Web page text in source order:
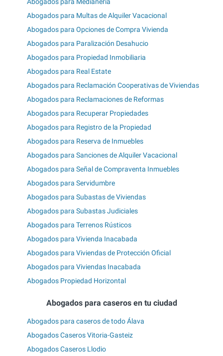
Abogados para Medianería
Abogados para Multas de Alquiler Vacacional
Abogados para Opciones de Compra Vivienda
Abogados para Paralización Desahucio
Abogados para Propiedad Inmobiliaria
Abogados para Real Estate
Abogados para Reclamación Cooperativas de Viviendas
Abogados para Reclamaciones de Reformas
Abogados para Recuperar Propiedades
Abogados para Registro de la Propiedad
Abogados para Reserva de Inmuebles
Abogados para Sanciones de Alquiler Vacacional
Abogados para Señal de Compraventa Inmuebles
Abogados para Servidumbre
Abogados para Subastas de Viviendas
Abogados para Subastas Judiciales
Abogados para Terrenos Rústicos
Abogados para Vivienda Inacabada
Abogados para Viviendas de Protección Oficial
Abogados para Viviendas Inacabada
Abogados Propiedad Horizontal
Abogados para caseros en tu ciudad
Abogados para caseros de todo Álava
Abogados Caseros Vitoria-Gasteiz
Abogados Caseros Llodio